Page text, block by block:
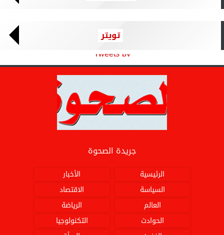
تويتر
Tweets by
جريدة الصحوة
الرئيسية
الأخبار
السياسة
الاقتصاد
العالم
الرياضة
الحوادث
التكنولوجيا